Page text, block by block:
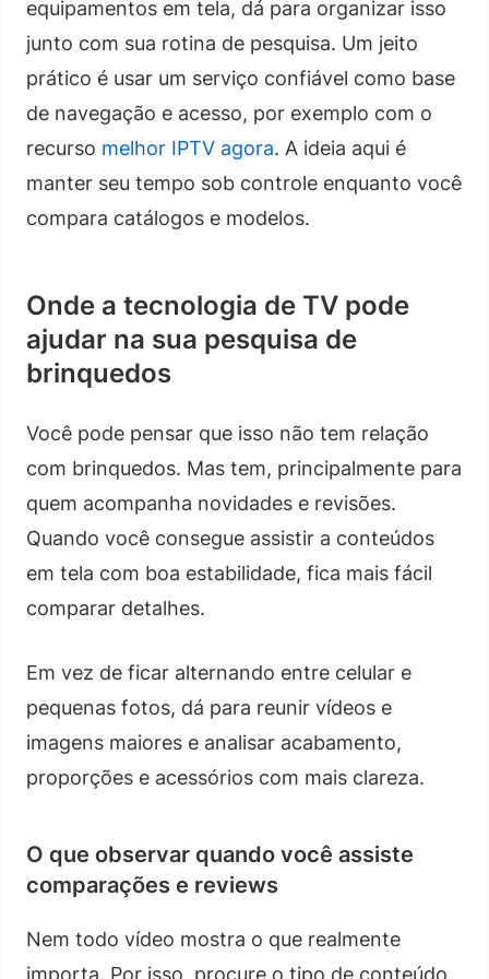
equipamentos em tela, dá para organizar isso
junto com sua rotina de pesquisa. Um jeito
prático é usar um serviço confiável como base
de navegação e acesso, por exemplo com o
recurso melhor IPTV agora. A ideia aqui é
manter seu tempo sob controle enquanto você
compara catálogos e modelos.
Onde a tecnologia de TV pode
ajudar na sua pesquisa de
brinquedos
Você pode pensar que isso não tem relação
com brinquedos. Mas tem, principalmente para
quem acompanha novidades e revisões.
Quando você consegue assistir a conteúdos
em tela com boa estabilidade, fica mais fácil
comparar detalhes.
Em vez de ficar alternando entre celular e
pequenas fotos, dá para reunir vídeos e
imagens maiores e analisar acabamento,
proporções e acessórios com mais clareza.
O que observar quando você assiste
comparações e reviews
Nem todo vídeo mostra o que realmente
importa. Por isso, procure o tipo de conteúdo